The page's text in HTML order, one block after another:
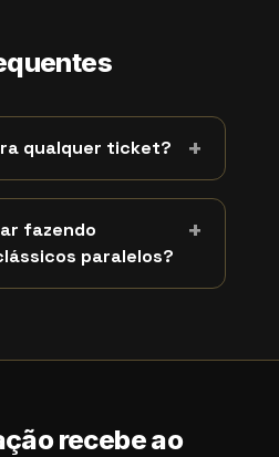
qualquer ticket? +
fazendo
paralelos?
+
recebe ao